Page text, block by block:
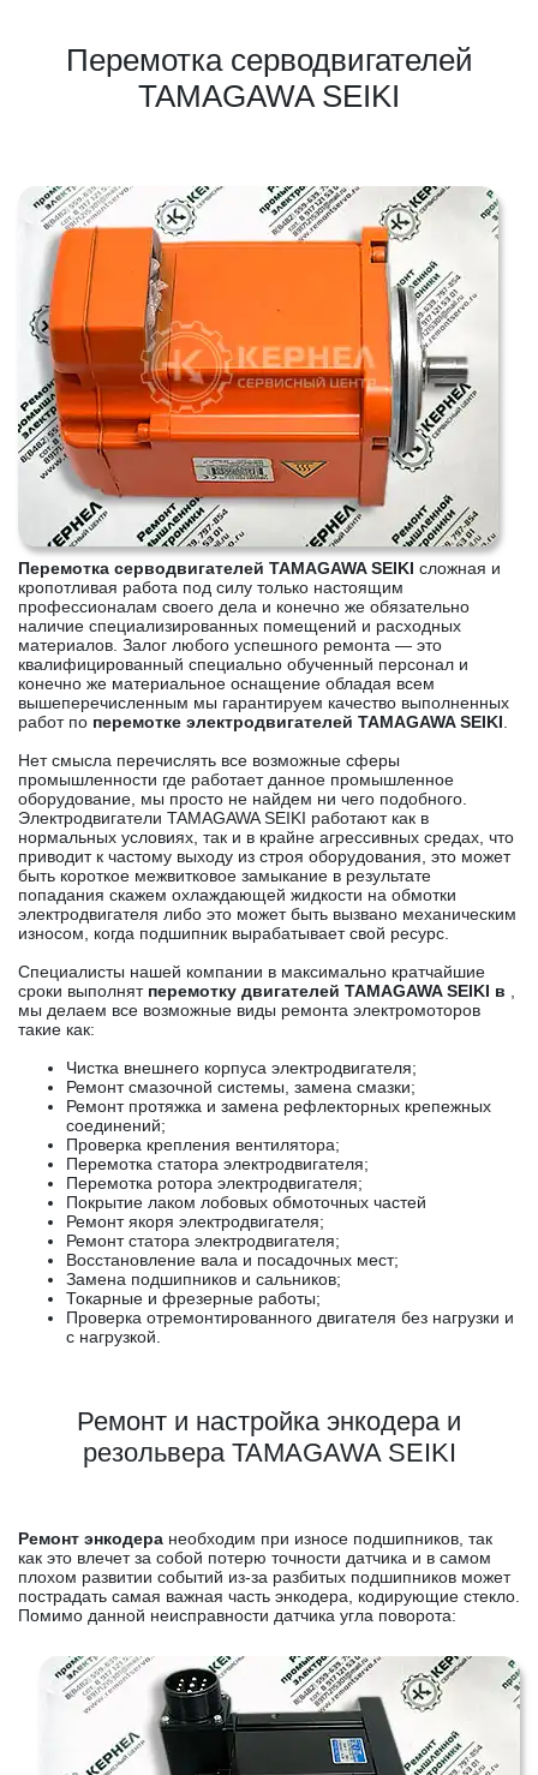
Перемотка серводвигателей
TAMAGAWA SEIKI
Перемотка серводвигателей TAMAGAWA SEIKI сложная и
кропотливая работа под силу только настоящим
профессионалам своего дела и конечно же обязательно
наличие специализированных помещений и расходных
материалов. Залог любого успешного ремонта — это
квалифицированный специально обученный персонал и
конечно же материальное оснащение обладая всем
вышеперечисленным мы гарантируем качество выполненных
работ по перемотке электродвигателей TAMAGAWA SEIKI
Нет смысла перечислять все возможные сферы
промышленности где работает данное промышленное
оборудование, мы просто не найдем ни чего подобного.
Электродвигатели TAMAGAWA SEIKI работают как в
нормальных условиях, так и в крайне агрессивных средах, что
приводит к частому выходу из строя оборудования, это может
быть короткое межвитковое замыкание в результате
попадания скажем охлаждающей жидкости на обмотки
электродвигателя либо это может быть вызвано механическим
износом, когда подшипник вырабатывает свой ресурс.
Специалисты нашей компании в максимально кратчайшие
сроки выполнят перемотку двигателей TAMAGAWA SEIKI в
мы делаем все возможные виды ремонта электромоторов
такие как:
Чистка внешнего корпуса электродвигателя;
Ремонт смазочной системы, замена смазки;
Ремонт протяжка и замена рефлекторных крепежных
соединений;
Проверка крепления вентилятора;
Перемотка статора электродвигателя;
Перемотка ротора электродвигателя;
Покрытие лаком лобовых обмоточных частей
Ремонт якоря электродвигателя;
Ремонт статора электродвигателя;
Восстановление вала и посадочных мест;
Замена подшипников и сальников;
Токарные и фрезерные работы;
Проверка отремонтированного двигателя без нагрузки и
с нагрузкой.
Ремонт и настройка энкодера и
резольвера TAMAGAWA SEIKI
Ремонт энкодера необходим при износе подшипников, так
как это влечет за собой потерю точности датчика и в самом
плохом развитии событий из-за разбитых подшипников может
пострадать самая важная часть энкодера, кодирующие стекло.
Помимо данной неисправности датчика угла поворота: